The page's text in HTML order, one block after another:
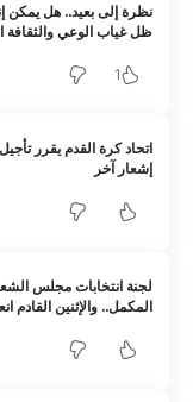
نظرة إلى بعيد.. هل يمكن
ظل غياب الوعي والثقافة
1
اتحاد كرة القدم يقرر
إشعار آخر
لجنة انتخابات مجلس
المكمل.. والإثنين القادم